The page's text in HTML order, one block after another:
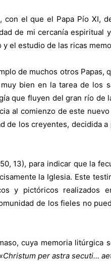
con el que el Papa Pío XI,
de mi cercanía
el estudio de las ricas
de muchos otros Papas,
bien en la tarea de los
que fluyen del gran río de
al comienzo de este
los creyentes, decidida
50, 13), para indicar que la
la Iglesia. Este
y pictóricos realizados
de los fieles no
cuya memoria litúrgica
«Christum per astra secuti…